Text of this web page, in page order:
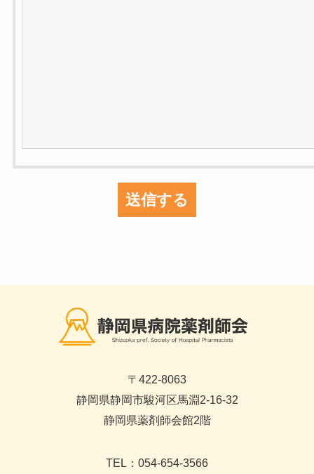
〒422-8063
静岡県静岡市駿河区馬淵2-16-32
静岡県薬剤師会館2階
TEL：054-654-3566